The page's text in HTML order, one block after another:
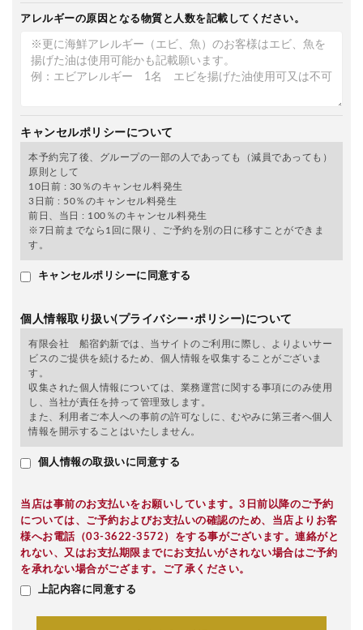
アレルギーの原因となる物質と人数を記載してください。
キャンセルポリシーについて
本予約完了後、グループの一部の人であっても（減員であっても）
原則として
10日前 : 30％のキャンセル料発生
3日前 : 50％のキャンセル料発生
前日、当日 : 100％のキャンセル料発生
※7日前までなら1回に限り、ご予約を別の日に移すことができま
す。
キャンセルポリシーに同意する
個人情報取り扱い(プライバシー･ポリシー)について
有限会社 船宿釣新では、当サイトのご利用に際し、よりよいサー
ビスのご提供を続けるため、個人情報を収集することがございま
す。
収集された個人情報については、業務運営に関する事項にのみ使用
し、当社が責任を持って管理致します。
また、利用者ご本人への事前の許可なしに、むやみに第三者へ個人
情報を開示することはいたしません。
個人情報の取扱いに同意する
当店は事前のお支払いをお願いしています。3日前以降のご予約
については、ご予約およびお支払いの確認のため、当店よりお客
様へお電話（03-3622-3572）をする事がございます。連絡がと
れない、又はお支払期限までにお支払いがされない場合はご予約
を承れない場合がござます。ご了承ください。
上記内容に同意する